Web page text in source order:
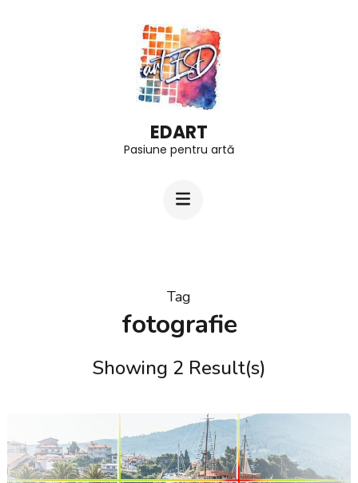
EDART
Pasiune pentru artă
Tag
fotografie
Showing 2 Result(s)